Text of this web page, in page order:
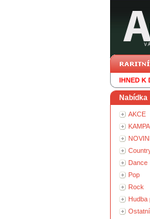
IHNED K
Nabídka
AKCE
Dance
Pop
Rock
Hudba
Ostatní